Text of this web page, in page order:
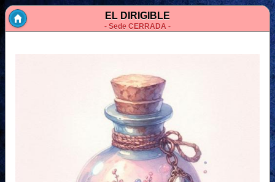
EL DIRIGIBLE
- Sede CERRADA -